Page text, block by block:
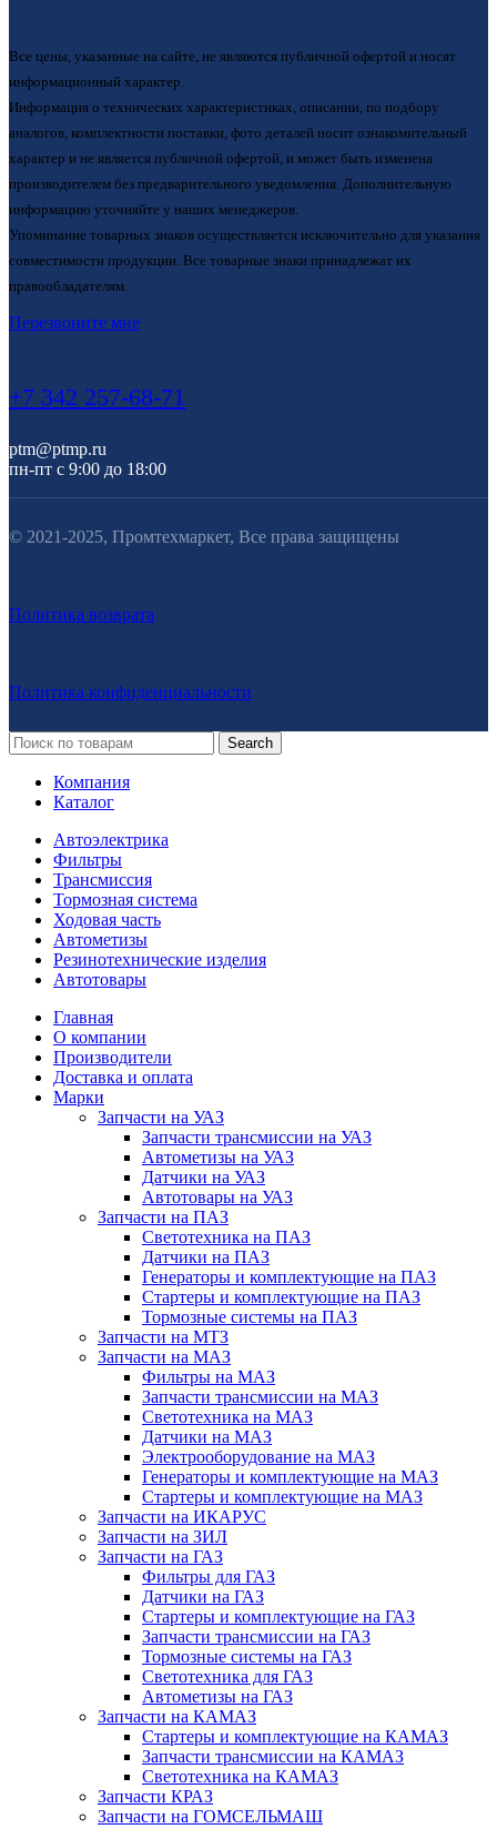
Все цены, указанные на сайте, не являются публичной офертой и носят
информационный характер.
Информация о технических характеристиках, описании, по подбору
аналогов, комплектности поставки, фото деталей носит ознакомительный
характер и не является публичной офертой, и может быть изменена
производителем без предварительного уведомления. Дополнительную
информацию уточняйте у наших менеджеров.
Упоминание товарных знаков осуществляется исключительно для указания
совместимости продукции. Все товарные знаки принадлежат их
правообладателям.
Перезвоните мне
+7 342 257-68-71
ptm@ptmp.ru
пн-пт с 9:00 до 18:00
© 2021-2025, Промтехмаркет, Все права защищены
Политика возврата
Политика конфиденциальности
Search
Компания
Каталог
Автоэлектрика
Фильтры
Трансмиссия
Тормозная система
Ходовая часть
Автометизы
Резинотехнические изделия
Автотовары
Главная
О компании
Производители
Доставка и оплата
Марки
Запчасти на УАЗ
Запчасти трансмиссии на УАЗ
Автометизы на УАЗ
Датчики на УАЗ
Автотовары на УАЗ
Запчасти на ПАЗ
Светотехника на ПАЗ
Датчики на ПАЗ
Генераторы и комплектующие на ПАЗ
Стартеры и комплектующие на ПАЗ
Тормозные системы на ПАЗ
Запчасти на МТЗ
Запчасти на МАЗ
Фильтры на МАЗ
Запчасти трансмиссии на МАЗ
Светотехника на МАЗ
Датчики на МАЗ
Электрооборудование на МАЗ
Генераторы и комплектующие на МАЗ
Стартеры и комплектующие на МАЗ
Запчасти на ИКАРУС
Запчасти на ЗИЛ
Запчасти на ГАЗ
Фильтры для ГАЗ
Датчики на ГАЗ
Стартеры и комплектующие на ГАЗ
Запчасти трансмиссии на ГАЗ
Тормозные системы на ГАЗ
Светотехника для ГАЗ
Автометизы на ГАЗ
Запчасти на КАМАЗ
Стартеры и комплектующие на КАМАЗ
Запчасти трансмиссии на КАМАЗ
Светотехника на КАМАЗ
Запчасти КРАЗ
Запчасти на ГОМСЕЛЬМАШ